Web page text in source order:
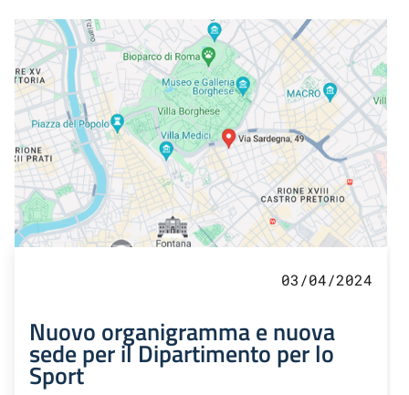
03/04/2024
Nuovo organigramma e nuova
sede per il Dipartimento per lo
Sport